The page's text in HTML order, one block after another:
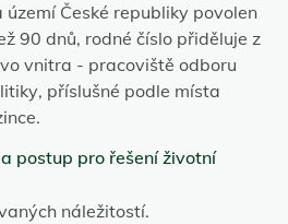
území České republiky povolen
90 dnů, rodné číslo přiděluje z
vnitra - pracoviště odboru
příslušné podle místa
postup pro řešení životní
náležitostí.